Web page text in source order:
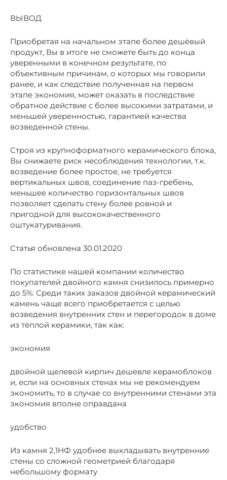
ВЫВОД
Приобретая на начальном этапе более дешёвый
продукт, Вы в итоге не сможете быть до конца
уверенными в конечном результате, по
объективным причинам, о которых мы говорили
ранее, и как следствие полученная на первом
этапе экономия, может оказать в последствие
обратное действие с более высокими затратами, и
меньшей уверенностью, гарантией качества
возведенной стены.
Строя из крупноформатного керамического блока,
Вы снижаете риск несоблюдения технологии, т.к.
возведение более простое, не требуется
вертикальных швов, соединение паз-гребень,
меньшее количество горизонтальных швов
позволяет сделать стену более ровной и
пригодной для высококачественного
оштукатуривания.
Статья обновлена 30.01.2020
По статистике нашей компании количество
покупателей двойного камня снизилось примерно
до 5%. Среди таких заказов двойной керамический
камень чаще всего приобретается с целью
возведения внутренних стен и перегородок в доме
из тёплой керамики, так как:
экономия
двойной щелевой кирпич дешевле керамоблоков
и, если на основных стенах мы не рекомендуем
экономить, то в случае со внутренними стенами эта
экономия вполне оправдана
удобство
Из камня 2,1НФ удобнее выкладывать внутренние
стены со сложной геометрией благодаря
небольшому формату